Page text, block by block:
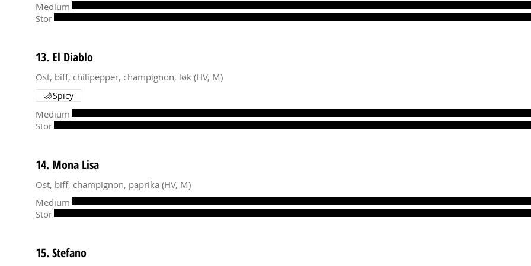
Medium
Stor
13. El Diablo
Ost, biff, chilipepper, champignon, løk (HV, M)
Medium
Stor
Spicy
14. Mona Lisa
Ost, biff, champignon, paprika (HV, M)
Medium
Stor
15. Stefano